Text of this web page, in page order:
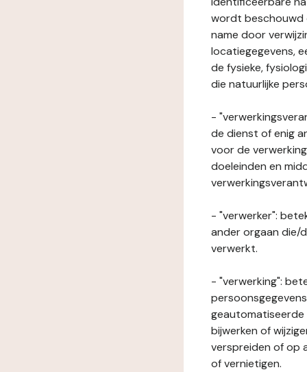
wordt beschouwd
name door
locatiegegevens,
de fysieke,
die natuurlijke
-
de dienst of enig
voor de
doeleinden en
- "verwerker":
ander orgaan die/
verwerkt.
- "verwerking":
geautomatiseerde
bijwerken of
verspreiden of op
of vernietigen.